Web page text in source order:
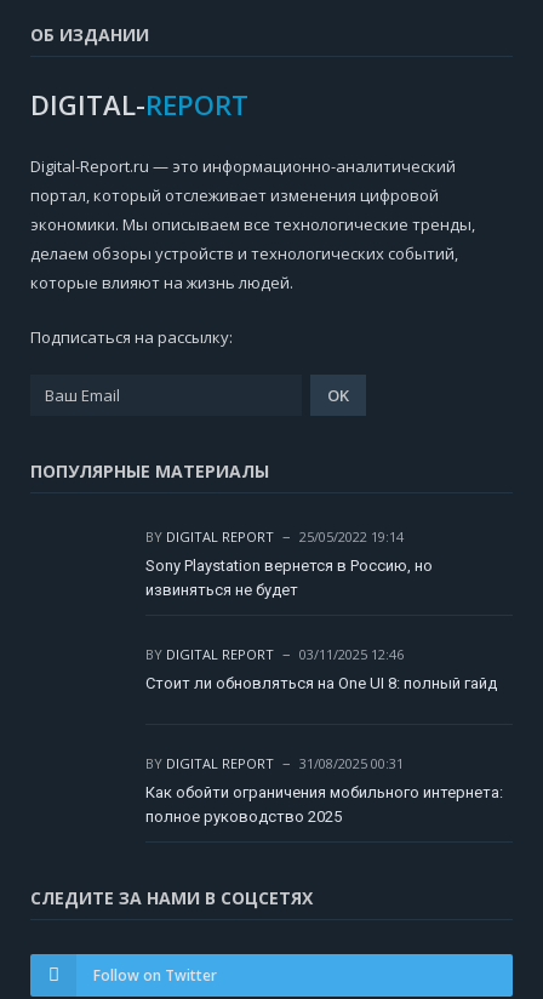
ОБ ИЗДАНИИ
DIGITAL-REPORT
Digital-Report.ru — это информационно-аналитический
портал, который отслеживает изменения цифровой
экономики. Мы описываем все технологические тренды,
делаем обзоры устройств и технологических событий,
которые влияют на жизнь людей.
Подписаться на рассылку:
ПОПУЛЯРНЫЕ МАТЕРИАЛЫ
BY DIGITAL REPORT
25/05/2022 19:14
Sony Playstation вернется в Россию, но
извиняться не будет
BY DIGITAL REPORT
03/11/2025 12:46
Стоит ли обновляться на One UI 8: полный гайд
BY DIGITAL REPORT
31/08/2025 00:31
Как обойти ограничения мобильного интернета:
полное руководство 2025
СЛЕДИТЕ ЗА НАМИ В СОЦСЕТЯХ
Follow on Twitter